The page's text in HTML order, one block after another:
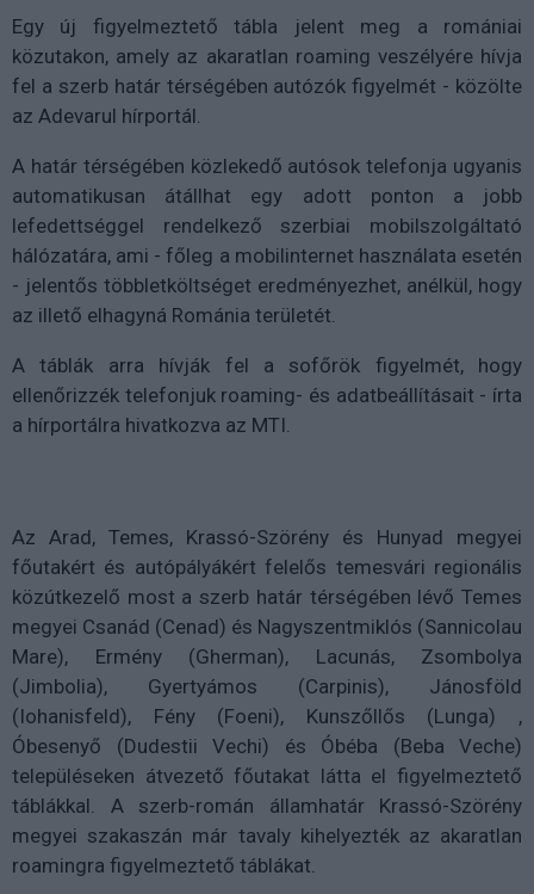
Egy új figyelmeztető tábla jelent meg a romániai
közutakon, amely az akaratlan roaming veszélyére hívja
fel a szerb határ térségében autózók figyelmét - közölte
az Adevarul hírportál.
A határ térségében közlekedő autósok telefonja ugyanis
automatikusan átállhat egy adott ponton a jobb
lefedettséggel rendelkező szerbiai mobilszolgáltató
hálózatára, ami - főleg a mobilinternet használata esetén
- jelentős többletköltséget eredményezhet, anélkül, hogy
az illető elhagyná Románia területét.
A táblák arra hívják fel a sofőrök figyelmét, hogy
ellenőrizzék telefonjuk roaming- és adatbeállításait - írta
a hírportálra hivatkozva az MTI.
Az Arad, Temes, Krassó-Szörény és Hunyad megyei
főutakért és autópályákért felelős temesvári regionális
közútkezelő most a szerb határ térségében lévő Temes
megyei Csanád (Cenad) és Nagyszentmiklós (Sannicolau
Mare), Ermény (Gherman), Lacunás, Zsombolya
(Jimbolia), Gyertyámos (Carpinis), Jánosföld
(Iohanisfeld), Fény (Foeni), Kunszőllős (Lunga) ,
Óbesenyő (Dudestii Vechi) és Óbéba (Beba Veche)
településeken átvezető főutakat látta el figyelmeztető
táblákkal. A szerb-román államhatár Krassó-Szörény
megyei szakaszán már tavaly kihelyezték az akaratlan
roamingra figyelmeztető táblákat.